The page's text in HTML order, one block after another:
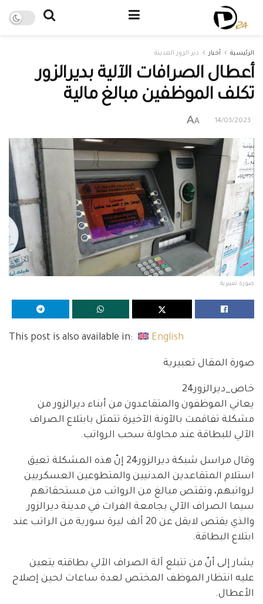
الرئيسية أخبار دير الزور المدينة
أعطال الصرافات الآلية بديرالزور
تكلف الموظفين مبالغ مالية
14/03/2023
A
A
صورة تعبيرية
This post is also available in: English
صورة المقال تعبيرية
خاص_ديرالزور24
يعاني الموظفون والمتقاعدون من أبناء ديرالزور من
مشكلة تفاقمت بالآونة الآخيرة تتمثل بابتلاع الصراف
الآلي للبطاقة عند محاولة سحب الرواتب.
وقال مراسل شبكة ديرالزور24 إنّ هذه المشكلة تعيق
استلام المتقاعدين المدنيين والمتطوعين العسكريين
لرواتبهم، وتقتص مبالغ من الرواتب من مستحقاتهم
سيما الصراف الآلي بجامعة الفرات في مدينة ديرالزور
والذي يقتص لايقل عن 20 ألف ليرة سورية من الراتب عند
ابتلاع البطاقة.
يشار إلى أنّ من تتبلع آلة الصراف الآلي بطاقته يتعين
عليه انتظار الموظف المختص لعدة ساعات لحين إصلاح
الأعطال.